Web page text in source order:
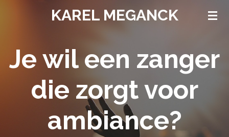
hoofdinhoud
KAREL MEGANCK
Je wil een zanger
die zorgt voor
ambiance?